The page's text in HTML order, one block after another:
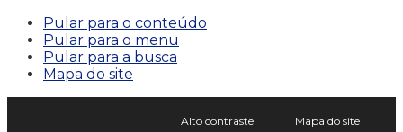
Pular para o conteúdo
Pular para o menu
Pular para a busca
Mapa do site
Alto contraste Mapa do site